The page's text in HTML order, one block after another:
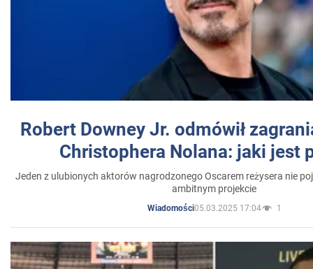
Robert Downey Jr. odmówił
Christophera Nolana: jaki jest
Jeden z ulubionych aktorów nagrodzonego Oscarem reżysera nie
ambitnym projekcie
Wiadomości05.03.2025 17:04 1